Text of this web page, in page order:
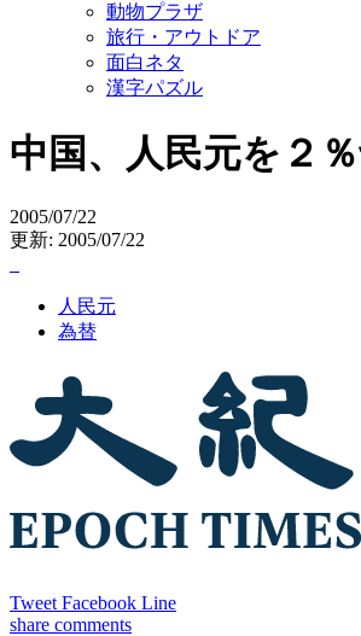
動物プラザ
旅行・アウトドア
面白ネタ
漢字パズル
中国、人民元を２
2005/07/22
更新: 2005/07/22
人民元
為替
Tweet Facebook Line
share comments